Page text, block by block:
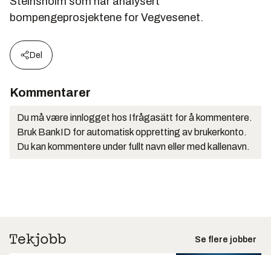
bompengeprosjektene for Vegvesenet.
Del
Kommentarer
Du må være innlogget hos Ifrågasätt for å kommentere.
Bruk BankID for automatisk oppretting av brukerkonto.
Du kan kommentere under fullt navn eller med kallenavn.
Se flere jobber